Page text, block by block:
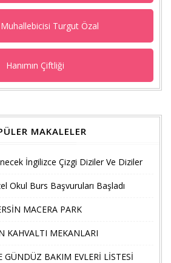
Muhallebicisi Turgut Özal
Hanımın Çiftliği
MAKALELER
İngilizce Çizgi Diziler Ve Diziler
Okul Burs Başvuruları Başladı
MACERA PARK
KAHVALTI MEKANLARI
GÜNDÜZ BAKIM EVLERİ LİSTESİ